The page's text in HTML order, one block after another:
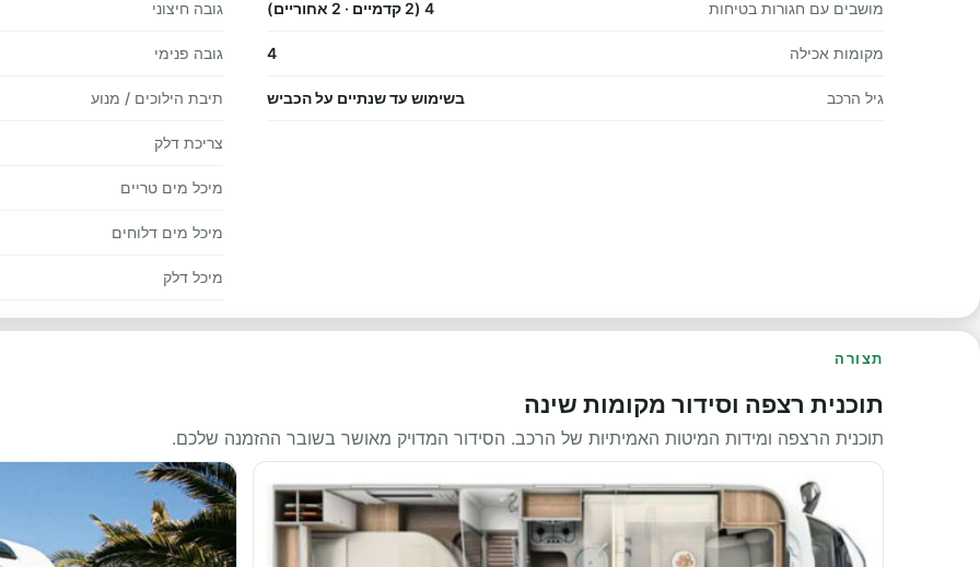
מושבים עם חגורות בטיחות 4 (2 קדמיים · 2 אחוריים)
מקומות אכילה 4
גיל הרכב בשימוש עד שנתיים על הכביש
גובה חיצוני
גובה פנימי
תיבת הילוכים / מנוע
צריכת דלק
מיכל מים טריים
מיכל מים דלוחים
מיכל דלק
תצורה
תוכנית רצפה וסידור מקומות שינה
תוכנית הרצפה ומידות המיטות האמיתיות של הרכב. הסידור המדויק מאושר בשובר ההזמנה שלכם.